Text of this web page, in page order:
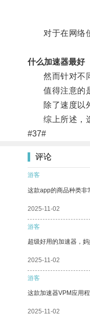
对于在网络使
什么加速器最好
然而针对不同
值得注意的是
除了速度以外
综上所述，选
#37#
评论
游客
这款app的商品种类非
2025-11-02
游客
超级好用的加速器，
2025-11-02
游客
这款加速器VPM应用
2025-11-02